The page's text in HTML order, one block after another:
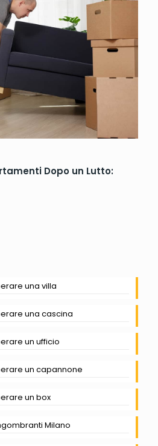
Dopo un Lutto:
una villa
una cascina
un ufficio
un capannone
un box
Milano